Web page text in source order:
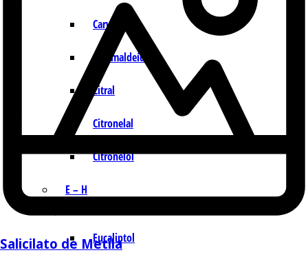
Carvona
Cinamaldeído
Citral
Citronelal
Citronelol
E – H
Eucaliptol
Salicilato de Metila